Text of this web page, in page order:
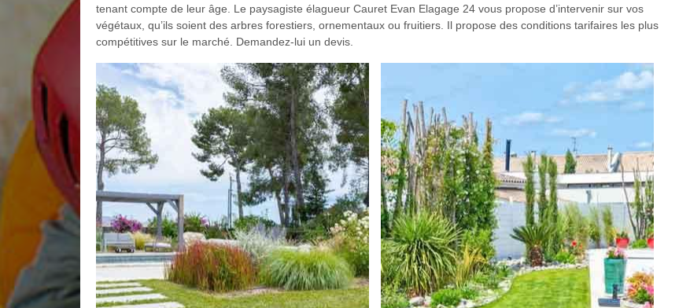
tenant compte de leur âge. Le paysagiste élagueur Cauret Evan Elagage 24 vous propose d’intervenir sur vos
végétaux, qu’ils soient des arbres forestiers, ornementaux ou fruitiers. Il propose des conditions tarifaires les plus
compétitives sur le marché. Demandez-lui un devis.